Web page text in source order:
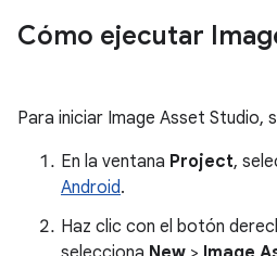
Cómo ejecutar
Para iniciar Image Asset Studio,
En la ventana Project,
Android.
Haz clic con el botón